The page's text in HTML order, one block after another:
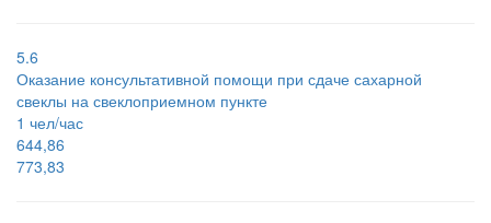
5.6
Оказание консультативной помощи при сдаче сахарной
свеклы на свеклоприемном пункте
1 чел/час
644,86
773,83